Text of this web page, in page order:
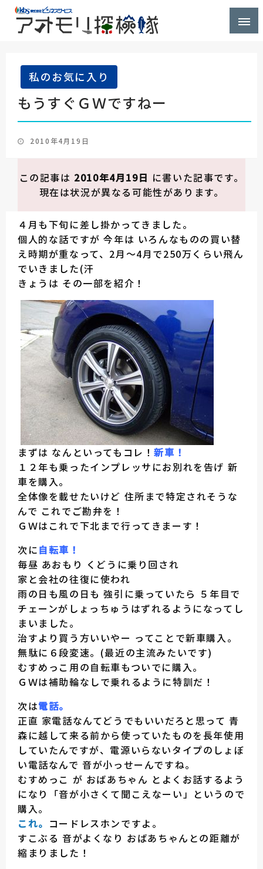
私のお気に入り
もうすぐＧＷですねー
投
日:
2010年4月19日
この記事は 2010年4月19日 に書いた記事です。
現在は状況が異なる可能性があります。
４月も下旬に差し掛かってきました。
個人的な話ですが 今年は いろんなものの買い替
え時期が重なって、2月～4月で250万くらい飛ん
でいきました(汗
きょうは その一部を紹介！
まずは なんといってもコレ！新車！
１２年も乗ったインプレッサにお別れを告げ 新
車を購入。
全体像を載せたいけど 住所まで特定されそうな
んで これでご勘弁を！
ＧＷはこれで下北まで行ってきまーす！
次に自転車！
毎昼 あおもり くどうに乗り回され
家と会社の往復に使われ
雨の日も風の日も 強引に乗っていたら ５年目で
チェーンがしょっちゅうはずれるようになってし
まいました。
治すより買う方いいやー ってことで新車購入。
無駄に６段変速。(最近の主流みたいです)
むすめっこ用の自転車もついでに購入。
ＧＷは補助輪なしで乗れるように特訓だ！
次は電話。
正直 家電話なんてどうでもいいだろと思って 青
森に越して来る前から使っていたものを長年使用
していたんですが、電源いらないタイプのしょぼ
い電話なんで 音が小っせーんですね。
むすめっこ が おばあちゃん とよくお話するよう
になり「音が小さくて聞こえなーい」というので
購入。
これ。 コードレスホンですよ。
すこぶる 音がよくなり おばあちゃんとの距離が
縮まりました！